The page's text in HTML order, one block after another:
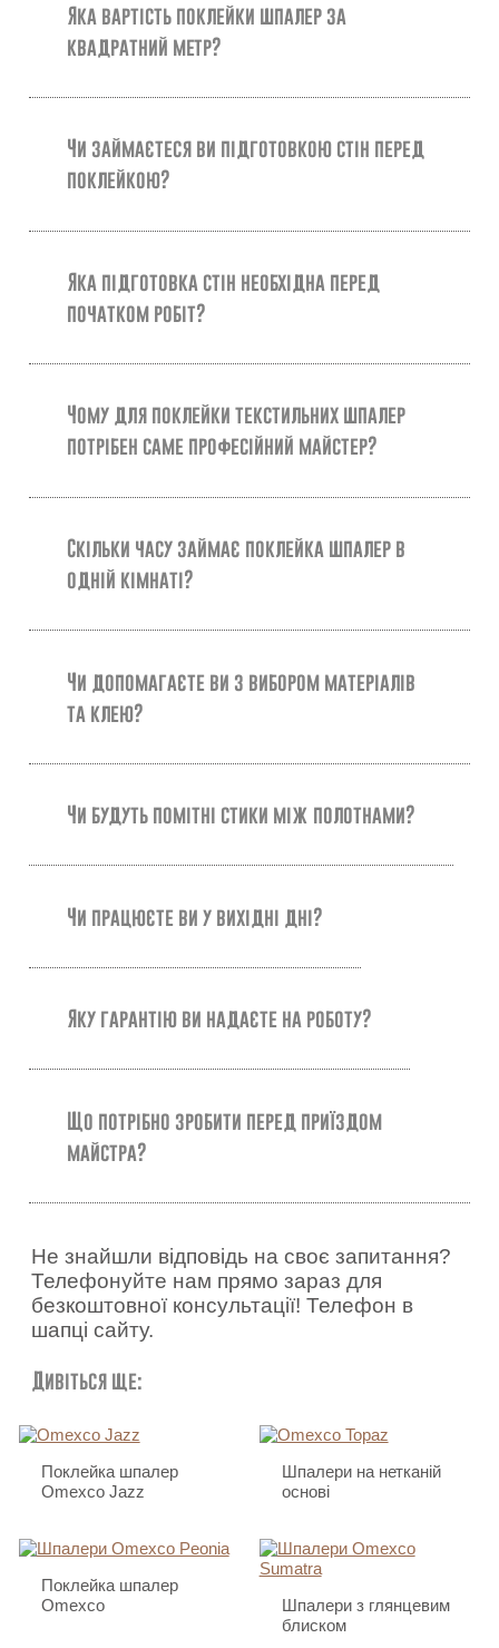
Яка вартість поклейки шпалер за
квадратний метр?
Чи займаєтеся ви підготовкою стін перед
поклейкою?
Яка підготовка стін необхідна перед
початком робіт?
Чому для поклейки текстильних шпалер
потрібен саме професійний майстер?
Скільки часу займає поклейка шпалер в
одній кімнаті?
Чи допомагаєте ви з вибором матеріалів
та клею?
Чи будуть помітні стики між полотнами?
Чи працюєте ви у вихідні дні?
Яку гарантію ви надаєте на роботу?
Що потрібно зробити перед приїздом
майстра?
Не знайшли відповідь на своє запитання?
Телефонуйте нам прямо зараз для
безкоштовної консультації! Телефон в
шапці сайту.
Дивіться ще:
Поклейка шпалер
Omexco Jazz
Шпалери на нетканій
основі
Поклейка шпалер
Omexco
Шпалери з глянцевим
блиском